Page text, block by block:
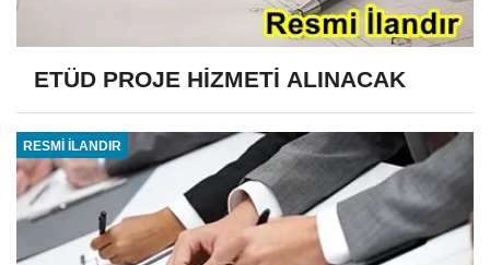
ETÜD PROJE HİZMETİ ALINACAK
RESMİ İLANDIR